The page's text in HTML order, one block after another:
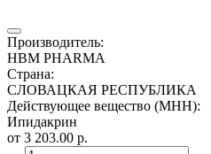
Производитель:
HBM PHARMA
Страна:
СЛОВАЦКАЯ РЕСПУБЛИКА
Действующее вещество (МНН):
Ипидакрин
от 3 203.00 р.